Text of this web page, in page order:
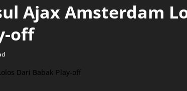
Ajax Amsterdam
off